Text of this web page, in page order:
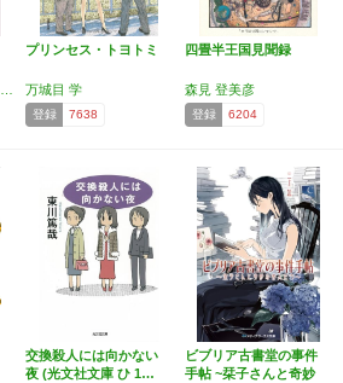
プリンセス・トヨトミ
万城目 学
登録 7638
四畳半王国見聞録
森見 登美彦
登録 6204
交換殺人には向かない
夜 (光文社文庫 ひ 1…
ビブリア古書堂の事件
手帖 ~栞子さんと奇妙